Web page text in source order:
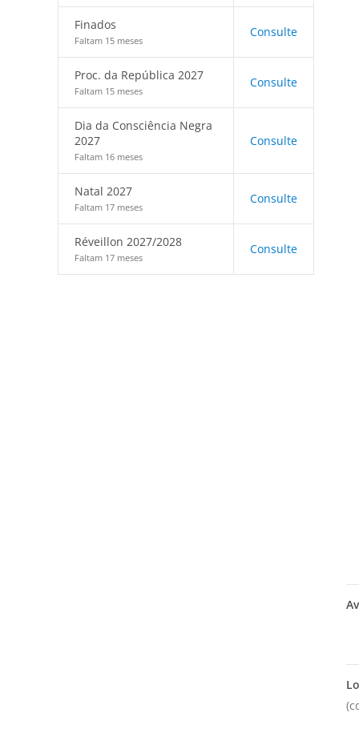
Finados
Faltam 15 meses
Consulte
Proc. da República 2027
Faltam 15 meses
Consulte
Dia da Consciência Negra
2027
Faltam 16 meses
Consulte
Natal 2027
Faltam 17 meses
Consulte
Réveillon 2027/2028
Faltam 17 meses
Consulte